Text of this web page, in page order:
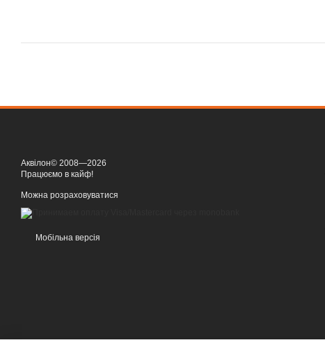
Аквілон© 2008—2026
Працюємо в кайф!
Можна розраховуватися
Мобільна версія